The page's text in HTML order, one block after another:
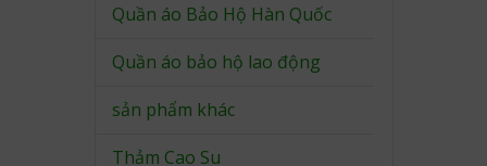
Quần áo Bảo Hộ Hàn Quốc
Quần áo bảo hộ lao động
sản phẩm khác
Thảm Cao Su